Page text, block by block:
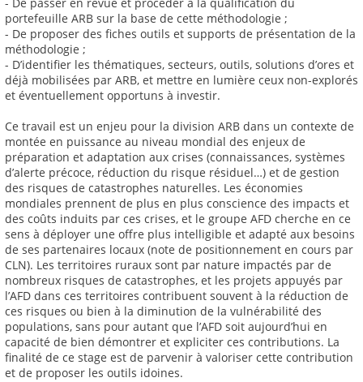
portefeuille ARB sur la base de cette méthodologie ;
- De proposer des fiches outils et supports de présentation de la
méthodologie ;
- D’identifier les thématiques, secteurs, outils, solutions d’ores et
déjà mobilisées par ARB, et mettre en lumière ceux non-explorés
et éventuellement opportuns à investir.
Ce travail est un enjeu pour la division ARB dans un contexte de
montée en puissance au niveau mondial des enjeux de
préparation et adaptation aux crises (connaissances, systèmes
d’alerte précoce, réduction du risque résiduel…) et de gestion
des risques de catastrophes naturelles. Les économies
mondiales prennent de plus en plus conscience des impacts et
des coûts induits par ces crises, et le groupe AFD cherche en ce
sens à déployer une offre plus intelligible et adapté aux besoins
de ses partenaires locaux (note de positionnement en cours par
CLN). Les territoires ruraux sont par nature impactés par de
nombreux risques de catastrophes, et les projets appuyés par
l’AFD dans ces territoires contribuent souvent à la réduction de
ces risques ou bien à la diminution de la vulnérabilité des
populations, sans pour autant que l’AFD soit aujourd’hui en
capacité de bien démontrer et expliciter ces contributions. La
finalité de ce stage est de parvenir à valoriser cette contribution
et de proposer les outils idoines.